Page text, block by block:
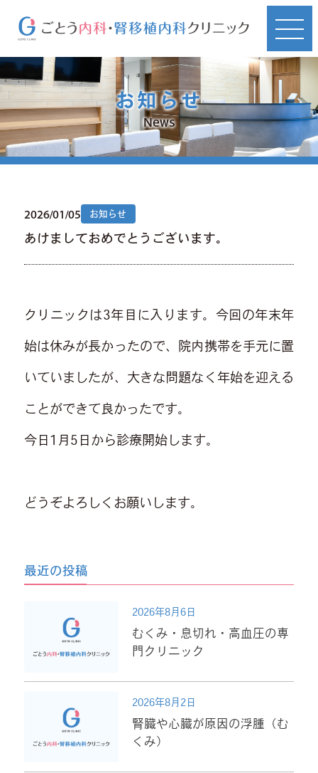
お知らせ
News
2026/01/05 お知らせ
あけましておめでとうございます。
クリニックは3年目に入ります。今回の年末年
始は休みが長かったので、院内携帯を手元に置
いていましたが、大きな問題なく年始を迎える
ことができて良かったです。
今日1月5日から診療開始します。
どうぞよろしくお願いします。
最近の投稿
むくみ・息切れ・高血圧の専
門クリニック
2026年8月6日
腎臓や心臓が原因の浮腫（む
くみ）
2026年8月2日